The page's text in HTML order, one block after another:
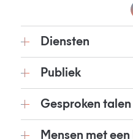
Diensten
Publiek
Gesproken talen
Mensen met